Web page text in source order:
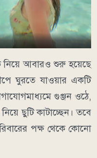
নিয়ে আবারও শুরু হয়েছে
ঘুরতে যাওয়ার একটি
গুঞ্জন ওঠে,
ছুটি কাটাচ্ছেন। তবে
পক্ষ থেকে কোনো